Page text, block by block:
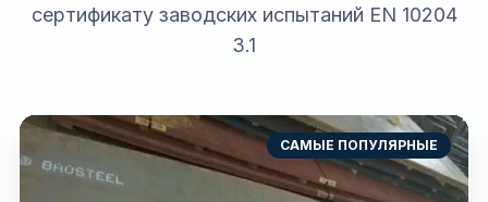
сертификату заводских испытаний EN 10204
3.1
САМЫЕ ПОПУЛЯРНЫЕ